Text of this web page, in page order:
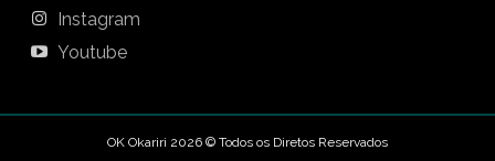
Instagram
Youtube
OK Okariri 2026 © Todos os Diretos Reservados